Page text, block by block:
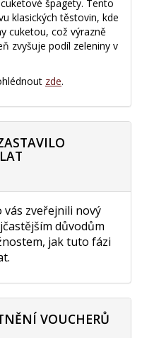
špagety. Tento
klasických těstovin, kde
cuketou, což výrazně
zvyšuje podíl zeleniny v
zde.
vás zveřejnili nový
důvodům
jak tuto fázi
VOUCHERŮ